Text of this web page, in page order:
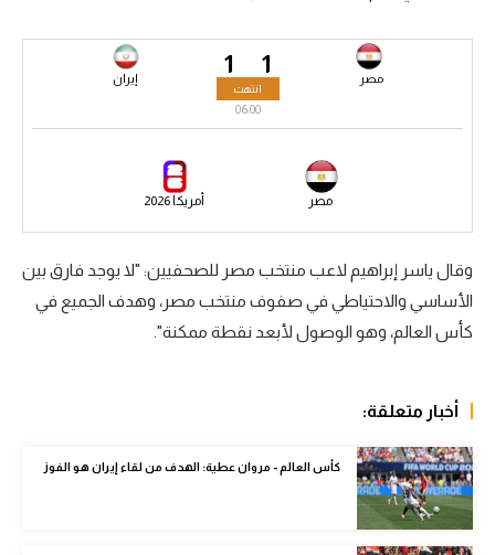
الدوري الإنجليزي
الدوري الإسباني
كرة السلة الأمريكية
كرة سلة
الوطن العربي
في المونديال
1 مصر 1 إيران
انتهت
06:00
مصر أمريكا 2026
وقال ياسر إبراهيم لاعب منتخب مصر للصحفيين: "لا يوجد فارق بين
الأساسي والاحتياطي في صفوف منتخب مصر، وهدف الجميع في
كأس العالم، وهو الوصول لأبعد نقطة ممكنة".
أخبار متعلقة:
كأس العالم - مروان عطية: الهدف من لقاء إيران هو الفوز